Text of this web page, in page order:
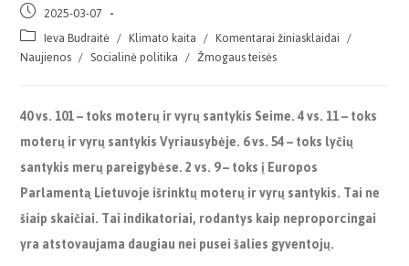
2025-03-07
Ieva Budraitė / Klimato kaita / Komentarai žiniasklaidai /
Naujienos / Socialinė politika / Žmogaus teisės
40 vs. 101–toks moterų ir vyrų santykis Seime. 4 vs. 11–toks
moterų ir vyrų santykis Vyriausybėje. 6 vs. 54–toks lyčių
santykis merų pareigybėse. 2 vs. 9–toks į Europos
Parlamentą Lietuvoje išrinktų moterų ir vyrų santykis. Tai ne
šiaip skaičiai. Tai indikatoriai, rodantys kaip neproporcingai
yra atstovaujama daugiau nei pusei šalies gyventojų.